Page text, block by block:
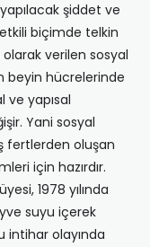
şiddet ve
biçimde telkin
verilen sosyal
beyin hücrelerinde
ve yapısal
Yani sosyal
fertlerden oluşan
için hazırdır.
1978 yılında
suyu içerek
intihar olayında